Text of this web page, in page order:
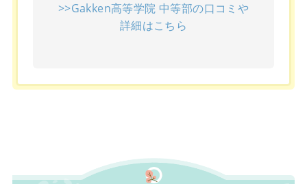
>>Gakken高等学院 中等部の口コミや
詳細はこちら